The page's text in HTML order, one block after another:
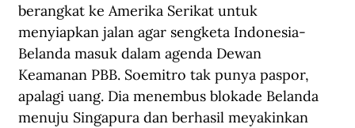
berangkat ke Amerika Serikat untuk
menyiapkan jalan agar sengketa Indonesia-
Belanda masuk dalam agenda Dewan
Keamanan PBB. Soemitro tak punya paspor,
apalagi uang. Dia menembus blokade Belanda
menuju Singapura dan berhasil meyakinkan